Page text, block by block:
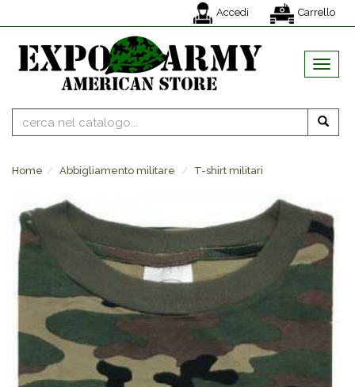
Accedi Carrello
MENU
Home Abbigliamento militare T-shirt militari